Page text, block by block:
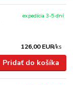
126,00 EUR/ks
expedícia 3-5 dní
Pridať do košíka